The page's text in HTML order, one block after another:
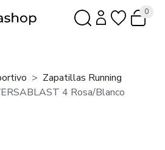
0
Zapatillas Running
4 Rosa/Blanco